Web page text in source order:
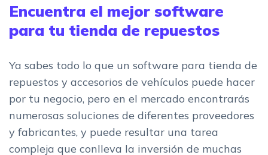
Encuentra el mejor software
para tu tienda de repuestos
Ya sabes todo lo que un software para tienda de
repuestos y accesorios de vehículos puede hacer
por tu negocio, pero en el mercado encontrarás
numerosas soluciones de diferentes proveedores
y fabricantes, y puede resultar una tarea
compleja que conlleva la inversión de muchas